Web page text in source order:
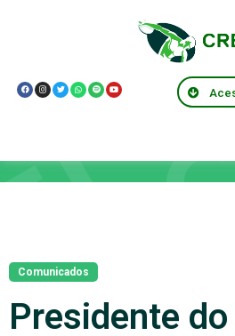
Comunicados
Presidente do